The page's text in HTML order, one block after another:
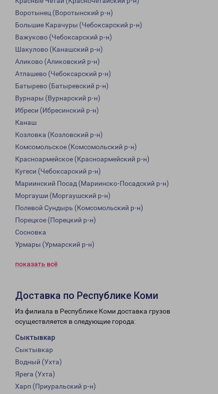
Воротынец (Воротынский р-н)
Большие Карачуры (Чебоксарский р-н)
Важуково (Чебоксарский р-н)
Шакулово (Канашский р-н)
Аликово (Аликовский р-н)
Атлашево (Чебоксарский р-н)
Батырево (Батыревский р-н)
Вурнары (Вурнарский р-н)
Ибреси (Ибресинский р-н)
Канаш
Козловка (Козловский р-н)
Комсомольское (Комсомольский р-н)
Красноармейское (Красноармейский р-н)
Кугеси (Чебоксарский р-н)
Мариинский Посад (Мариинско-Посадский р-н)
Моргауши (Моргаушский р-н)
Полевой Сундырь (Комсомольский р-н)
Порецкое (Порецкий р-н)
Сосновка
Урмары (Урмарский р-н)
показать всё
Доставка по Республике Коми
Из филиала в Республике Коми доставка грузов
осуществляется в следующие города:
Сыктывкар
Сыктывкар
Водный (Ухта)
Ярега (Ухта)
Харп (Приуральский р-н)